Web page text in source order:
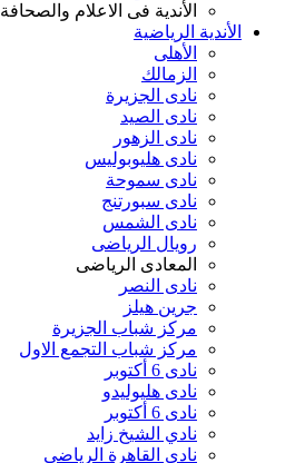
الأندية فى الاعلام والصحافة
الأندية الرياضية
الأهلى
الزمالك
نادى الجزيرة
نادى الصيد
نادى الزهور
نادى هليوبوليس
نادى سموحة
نادى سبورتنج
نادى الشمس
رويال الرياضى
المعادى الرياضى
نادى النصر
جرين هيلز
مركز شباب الجزيرة
مركز شباب التجمع الاول
نادى 6 أكتوبر
نادى هليوليدو
نادى 6 أكتوبر
نادي الشيخ زايد
نادى القاهرة الرياضى